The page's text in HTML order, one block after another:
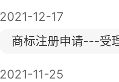
2021-12-17
商标注册申请---受
2021-11-25